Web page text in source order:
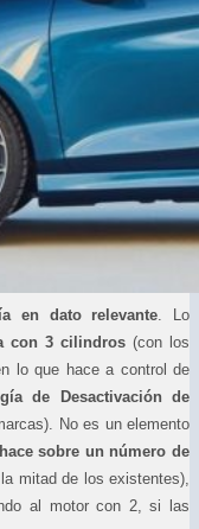
en dato relevante . Lo
con 3 cilindros (con los
lo que hace a control de
de Desactivación de
No es un elemento
sobre un número de
mitad de los existentes),
al motor con 2, si las